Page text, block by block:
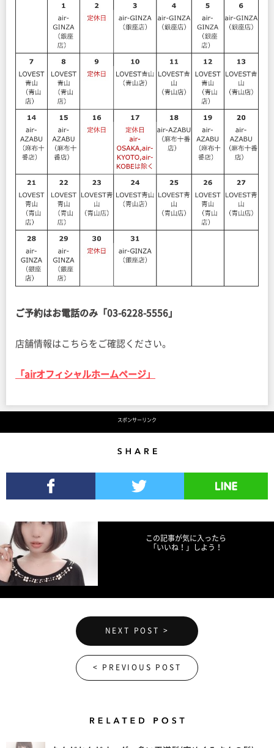
ご予約はお電話のみ「03-6228-5556」
店舗情報はこちらをご確認ください。
「airオフィシャルホームページ」
スポンサーリンク
この記事が気に入ったら
「いいね！」しよう！
NEXT POST >
< PREVIOUS POST